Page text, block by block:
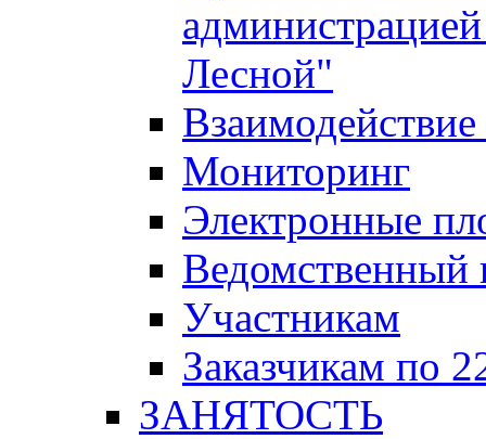
Лесной"
Мониторинг
Электронные
Ведомственный
Участникам
Заказчикам по
ЗАНЯТОСТЬ